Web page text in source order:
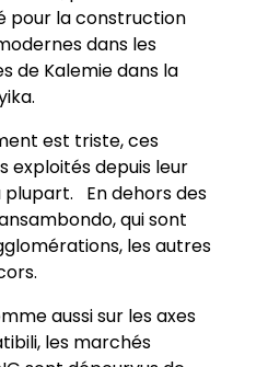
pour la construction
dans les
de Kalemie dans la
est triste, ces
exploités depuis leur
En dehors des
qui sont
les autres
aussi sur les axes
les marchés